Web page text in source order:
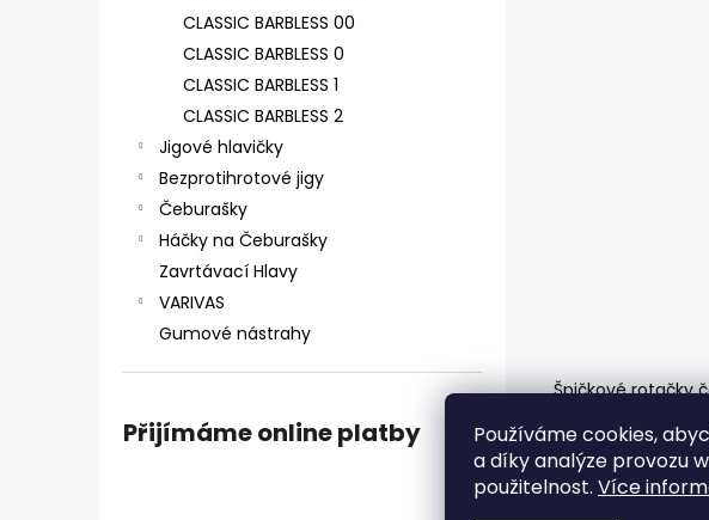
Používáme cookies,
a díky analýze provozu
použitelnost. Více
CLASSIC BARBLESS 00
CLASSIC BARBLESS 0
CLASSIC BARBLESS 1
CLASSIC BARBLESS 2
Jigové hlavičky
Bezprotihrotové jigy
Čeburašky
Háčky na Čeburašky
Zavrtávací Hlavy
VARIVAS
Gumové nástrahy
Přijímáme online platby
Špičkové rotačky
práce, která se
existuje jen jediný
špička.
SICKLE #6 - 5 KS, 4 G